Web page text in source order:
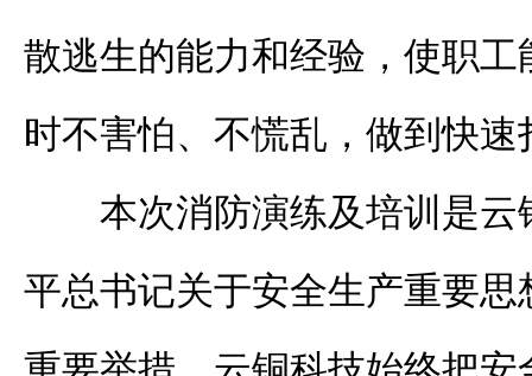
散逃生的能力和经验，使职
时不害怕、不慌乱，做到快
本次消防演练及培训是
平总书记关于安全生产重要